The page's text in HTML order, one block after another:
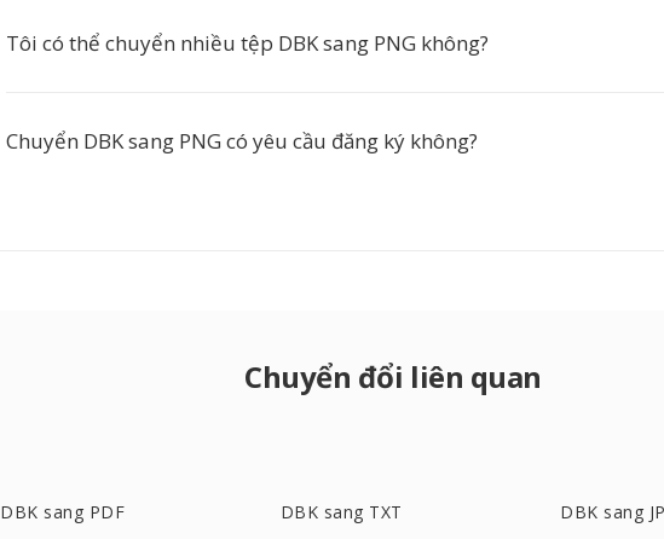
Tôi có thể chuyển nhiều tệp DBK sang PNG không?
Chuyển DBK sang PNG có yêu cầu đăng ký không?
Chuyển đổi liên quan
DBK sang PDF DBK sang TXT DBK sang